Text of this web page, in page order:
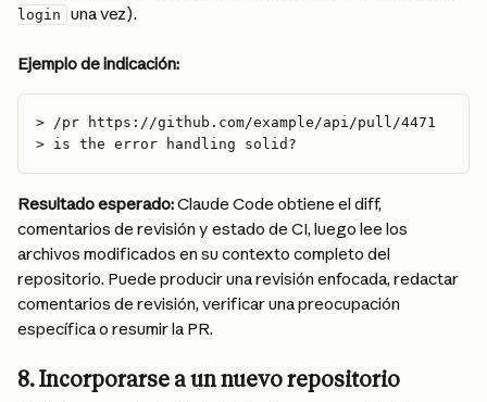
login
una vez).
Ejemplo de indicación:
> /pr https://github.com/example/api/pull/4471
> is the error handling solid?
Resultado esperado: Claude Code obtiene el diff,
comentarios de revisión y estado de CI, luego lee los
archivos modificados en su contexto completo del
repositorio. Puede producir una revisión enfocada, redactar
comentarios de revisión, verificar una preocupación
específica o resumir la PR.
8. Incorporarse a un nuevo repositorio